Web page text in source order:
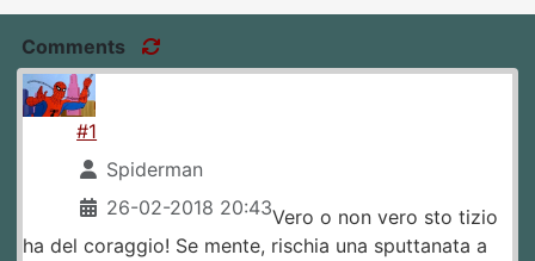
Comments
#1
Spiderman
26-02-2018 20:43Vero o non vero sto tizio
ha del coraggio! Se mente, rischia una sputtanata a